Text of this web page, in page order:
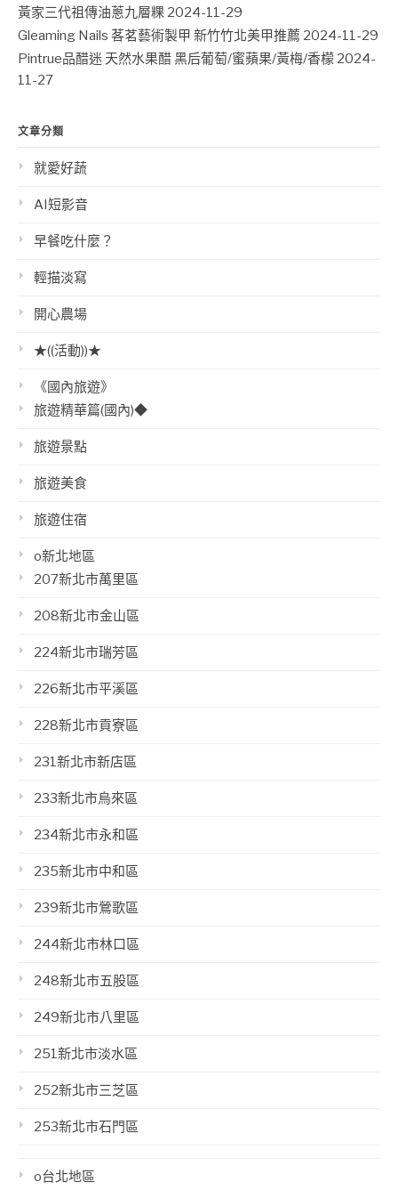
黃家三代祖傳油蔥九層粿 2024-11-29
Gleaming Nails 茖茗藝術製甲 新竹竹北美甲推薦 2024-11-29
Pintrue品醋迷 天然水果醋 黑后葡萄/蜜蘋果/黃梅/香檬 2024-
11-27
文章分類
就愛好蔬
AI短影音
早餐吃什麼？
輕描淡寫
開心農場
★((活動))★
《國內旅遊》
旅遊精華篇(國內)◆
旅遊景點
旅遊美食
旅遊住宿
o新北地區
207新北市萬里區
208新北市金山區
224新北市瑞芳區
226新北市平溪區
228新北市貢寮區
231新北市新店區
233新北市烏來區
234新北市永和區
235新北市中和區
239新北市鶯歌區
244新北市林口區
248新北市五股區
249新北市八里區
251新北市淡水區
252新北市三芝區
253新北市石門區
o台北地區